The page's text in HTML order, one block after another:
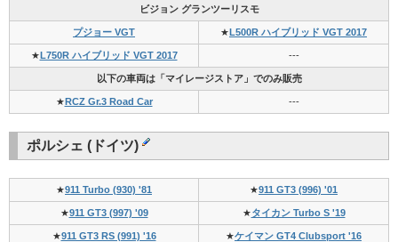
ビジョン グランツーリスモ
プジョー VGT ★L500R ハイブリッド VGT 2017
★L750R ハイブリッド VGT 2017 ---
以下の車両は「マイレージストア」でのみ販売
★RCZ Gr.3 Road Car ---
ポルシェ (ドイツ)
★911 Turbo (930) '81 ★911 GT3 (996) '01
★911 GT3 (997) '09 ★タイカン Turbo S '19
★911 GT3 RS (991) '16 ★ケイマン GT4 Clubsport '16